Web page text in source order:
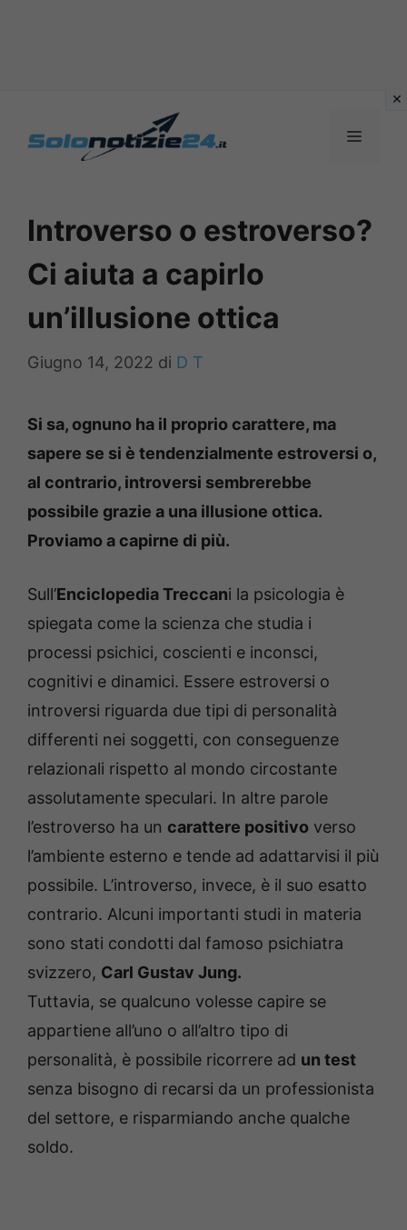
MENU
Introverso o estroverso?
Ci aiuta a capirlo
un’illusione ottica
Giugno 14, 2022 di D T
Si sa, ognuno ha il proprio carattere, ma
sapere se si è tendenzialmente estroversi o,
al contrario, introversi sembrerebbe
possibile grazie a una illusione ottica.
Proviamo a capirne di più.
Sull’Enciclopedia Treccani la psicologia è
spiegata come la scienza che studia i
processi psichici, coscienti e inconsci,
cognitivi e dinamici. Essere estroversi o
introversi riguarda due tipi di personalità
differenti nei soggetti, con conseguenze
relazionali rispetto al mondo circostante
assolutamente speculari. In altre parole
l’estroverso ha un carattere positivo verso
l’ambiente esterno e tende ad adattarvisi il più
possibile. L’introverso, invece, è il suo esatto
contrario. Alcuni importanti studi in materia
sono stati condotti dal famoso psichiatra
svizzero, Carl Gustav Jung.
Tuttavia, se qualcuno volesse capire se
appartiene all’uno o all’altro tipo di
personalità, è possibile ricorrere ad un test
senza bisogno di recarsi da un professionista
del settore, e risparmiando anche qualche
soldo.